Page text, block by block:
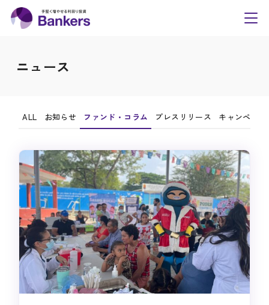
Bankers(バンカーズ) |
ニュース
ALL お知らせ ファンド・コラム プレスリリース キャンペーン